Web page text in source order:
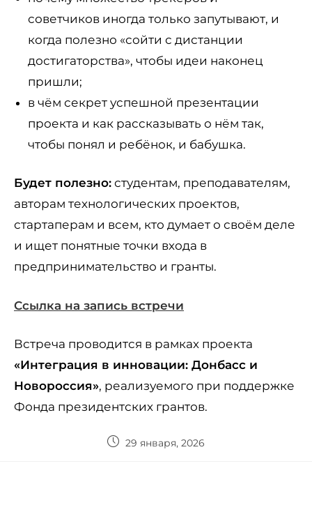
советчиков иногда только запутывают, и
когда полезно «сойти с дистанции
достигаторства», чтобы идеи наконец
пришли;
в чём секрет успешной презентации
проекта и как рассказывать о нём так,
чтобы понял и ребёнок, и бабушка.
Будет полезно: студентам, преподавателям,
авторам технологических проектов,
стартаперам и всем, кто думает о своём деле
и ищет понятные точки входа в
предпринимательство и гранты.
Ссылка на запись встречи
Встреча проводится в рамках проекта
«Интеграция в инновации: Донбасс и
Новороссия», реализуемого при поддержке
Фонда президентских грантов.
29 января, 2026